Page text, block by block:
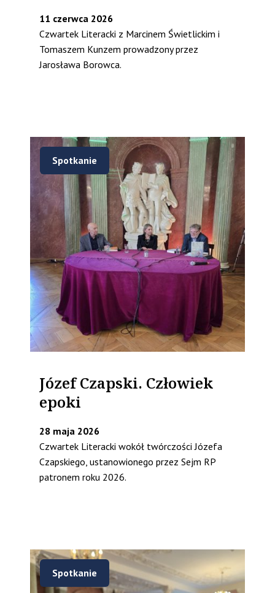
11 czerwca 2026
Czwartek Literacki z Marcinem Świetlickim i
Tomaszem Kunzem prowadzony przez
Jarosława Borowca.
Spotkanie
Józef Czapski. Człowiek
epoki
28 maja 2026
Czwartek Literacki wokół twórczości Józefa
Czapskiego, ustanowionego przez Sejm RP
patronem roku 2026.
Spotkanie